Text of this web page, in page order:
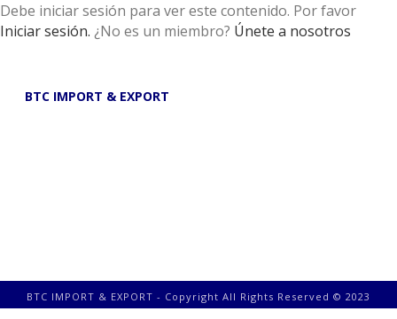
Debe iniciar sesión para ver este contenido. Por favor
Iniciar sesión. ¿No es un miembro? Únete a nosotros
BTC IMPORT & EXPORT
BTC IMPORT & EXPORT - Copyright All Rights Reserved © 2023